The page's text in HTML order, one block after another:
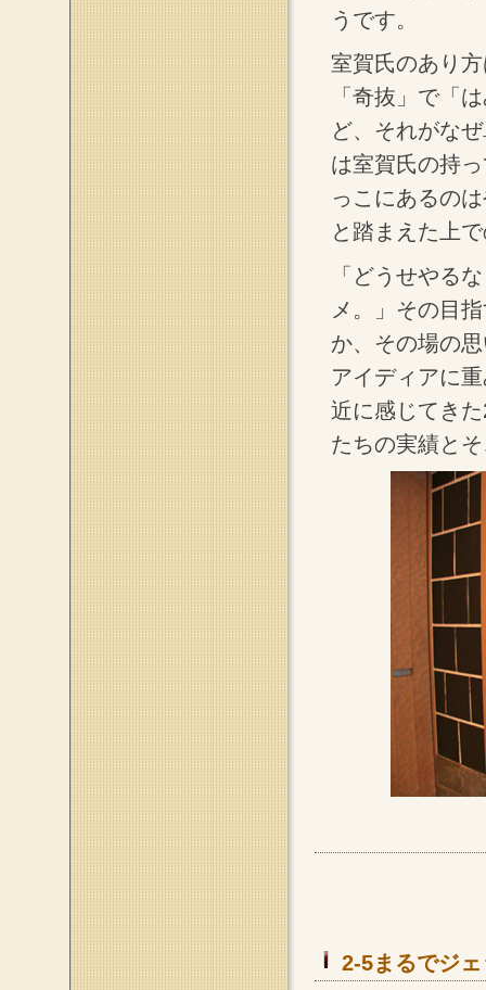
うです。
室賀氏のあり
「奇抜」で「
ど、それがな
は室賀氏の持
っこにあるの
と踏まえた上
「どうせやる
メ。」その目
か、その場の
アイディアに
近に感じてき
たちの実績と
2-5まるでジ